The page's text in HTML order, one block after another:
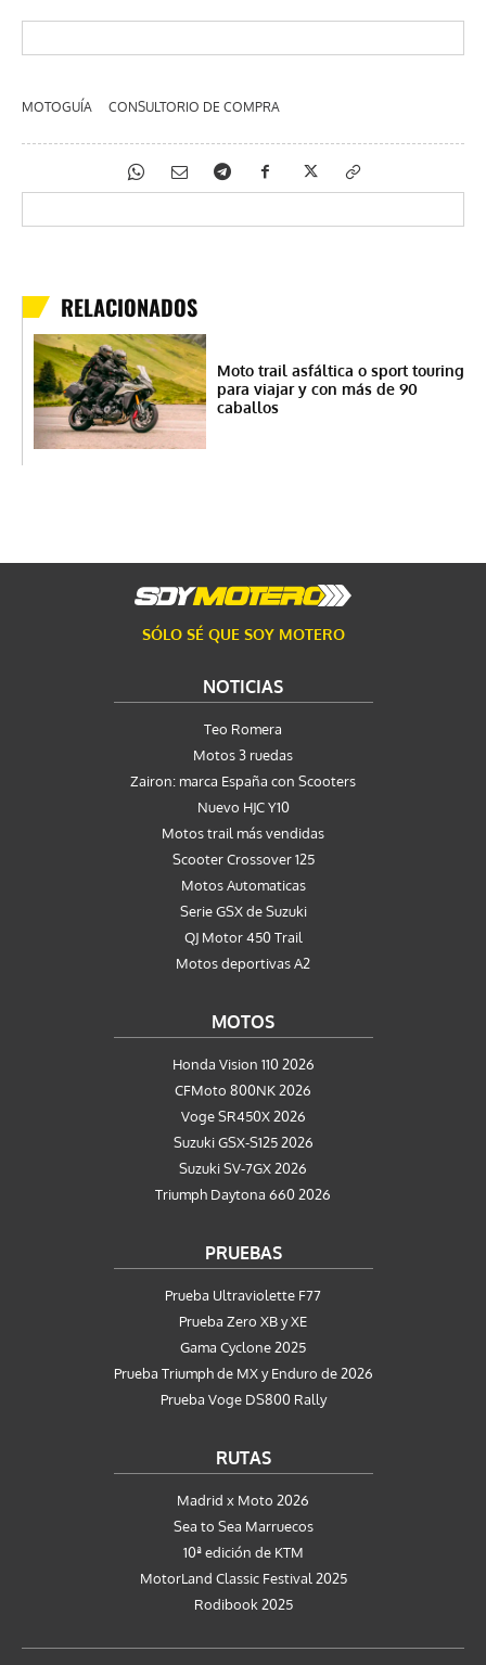
MOTOGUÍA CONSULTORIO DE COMPRA
RELACIONADOS
Moto trail asfáltica o sport touring
para viajar y con más de 90
caballos
SÓLO SÉ QUE SOY MOTERO
NOTICIAS
Teo Romera
Motos 3 ruedas
Zairon: marca España con Scooters
Nuevo HJC Y10
Motos trail más vendidas
Scooter Crossover 125
Motos Automaticas
Serie GSX de Suzuki
QJ Motor 450 Trail
Motos deportivas A2
MOTOS
Honda Vision 110 2026
CFMoto 800NK 2026
Voge SR450X 2026
Suzuki GSX-S125 2026
Suzuki SV-7GX 2026
Triumph Daytona 660 2026
PRUEBAS
Prueba Ultraviolette F77
Prueba Zero XB y XE
Gama Cyclone 2025
Prueba Triumph de MX y Enduro de 2026
Prueba Voge DS800 Rally
RUTAS
Madrid x Moto 2026
Sea to Sea Marruecos
10ª edición de KTM
MotorLand Classic Festival 2025
Rodibook 2025